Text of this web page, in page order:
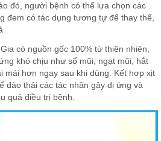
đó, người bệnh có thể lựa chọn các
đem có tác dụng tương tự để thay thế,
có nguồn gốc 100% từ thiên nhiên,
khó chịu như sổ mũi, ngạt mũi, hắt
hơn ngay sau khi dùng. Kết hợp xịt
đào thải các tác nhân gây dị ứng và
quả điều trị bệnh.